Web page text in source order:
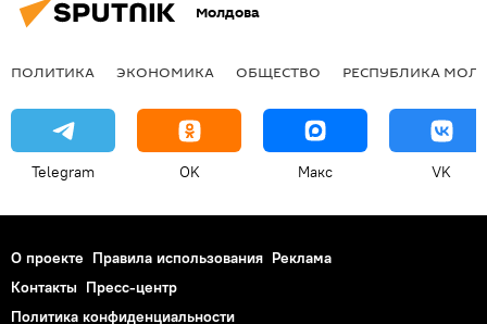
Молдова
ПОЛИТИКА ЭКОНОМИКА ОБЩЕСТВО РЕСПУБЛИКА
Telegram OK Макс VK
О проекте Правила использования Реклама
Контакты Пресс-центр
Политика конфиденциальности